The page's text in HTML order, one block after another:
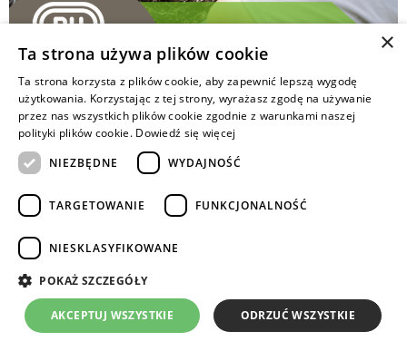
Rośliny uprawne mogą prawidłowo rozwijać się
i wydawać zadowalający
plon o odpowiednich parametrach jakościowych
tylko wtedy, gdy odczyn gleby jest zgodny z ich
wymaganiami.
Copyrights © 2024 Intermag
×
Ta strona używa plików cookie
Ta strona korzysta z plików cookie, aby zapewnić lepszą wygodę
użytkowania. Korzystając z tej strony, wyrażasz zgodę na używanie
przez nas wszystkich plików cookie zgodnie z warunkami naszej
polityki plików cookie. Dowiedź się więcej
NIEZBĘDNE
WYDAJNOŚĆ
TARGETOWANIE FUNKCJONALNOŚĆ
NIESKLASYFIKOWANE
POKAŻ SZCZEGÓŁY
AKCEPTUJ WSZYSTKIE ODRZUĆ WSZYSTKIE